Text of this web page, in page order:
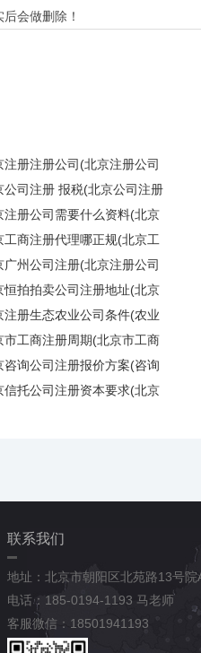
会做删除！
注册注册公司(北京注册公司
公司注册 报税(北京公司注册
注册公司需要什么资料(北京
工商注册代理哪正规(北京工
广州公司注册(北京注册公司
恒拍拍卖公司注册地址(北京
注册生态农业公司条件(农业
市工商注册周期(北京市工商
咨询公司注册报价方案(咨询
信托公司注册资本要求(北京
联系我们
地址：北京市朝阳区北苑路13号院
电话：185-0194-1193 马老师
客服微信：18501941193